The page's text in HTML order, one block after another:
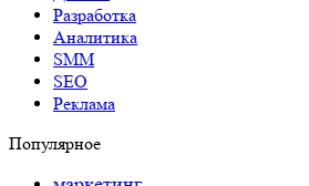
маркетинг
бизнес
сайт
клиенты
уникальность
решение